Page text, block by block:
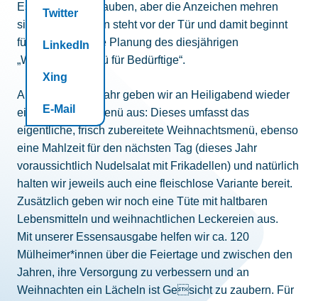
Twitter
LinkedIn
Xing
E-Mail
Es ist kaum zu glauben, aber die Anzeichen mehren
sich: Weihnachten steht vor der Tür und damit beginnt
für uns wieder die Planung des diesjährigen
„Weihnachtsmenü für Bedürftige“.
Auch in diesem Jahr geben wir an Heiligabend wieder
ein Weihnachtsmenü aus: Dieses umfasst das
eigentliche, frisch zubereitete Weihnachtsmenü, ebenso
eine Mahlzeit für den nächsten Tag (dieses Jahr
voraussichtlich Nudelsalat mit Frikadellen) und natürlich
halten wir jeweils auch eine fleischlose Variante bereit.
Zusätzlich geben wir noch eine Tüte mit haltbaren
Lebensmitteln und weihnachtlichen Leckereien aus.
Mit unserer Essensausgabe helfen wir ca. 120
Mülheimer*innen über die Feiertage und zwischen den
Jahren, ihre Versorgung zu verbessern und an
Weihnachten ein Lächeln ist Gesicht zu zaubern. Für